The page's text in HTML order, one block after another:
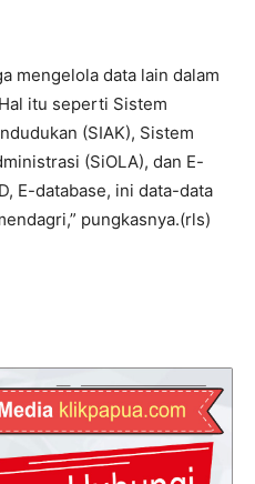
mengelola data lain dalam
itu seperti Sistem
(SIAK), Sistem
(SiOLA), dan E-
E-database, ini data-data
pungkasnya.(rls)